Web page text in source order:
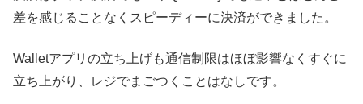
差を感じることなくスピーディーに決済ができました。
Walletアプリの立ち上げも通信制限はほぼ影響なくすぐに
立ち上がり、レジでまごつくことはなしです。